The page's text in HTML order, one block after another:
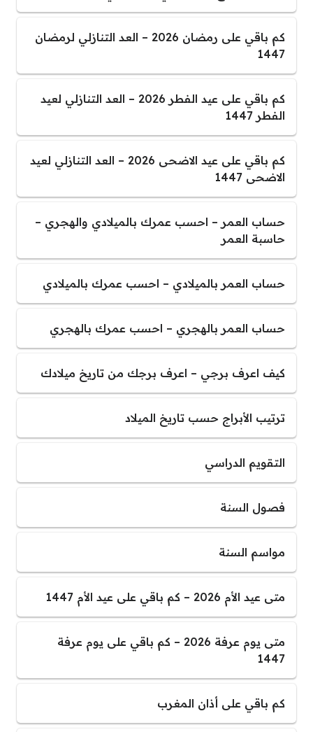
كم باقي على رمضان 2026 – العد التنازلي لرمضان
1447
كم باقي على عيد الفطر 2026 – العد التنازلي لعيد
الفطر 1447
كم باقي على عيد الاضحى 2026 – العد التنازلي لعيد
الاضحى 1447
حساب العمر – احسب عمرك بالميلادي والهجري –
حاسبة العمر
حساب العمر بالميلادي – احسب عمرك بالميلادي
حساب العمر بالهجري – احسب عمرك بالهجري
كيف اعرف برجي – اعرف برجك من تاريخ ميلادك
ترتيب الأبراج حسب تاريخ الميلاد
التقويم الدراسي
فصول السنة
مواسم السنة
متى عيد الأم 2026 – كم باقي على عيد الأم 1447
متى يوم عرفة 2026 – كم باقي على يوم عرفة
1447
كم باقي على أذان المغرب